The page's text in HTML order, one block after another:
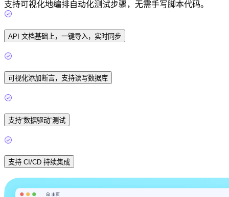
支持可视化地编排自动化测试步骤，无需手写脚本代码。
API 文档基础上，一键导入，实时同步
可视化添加断言，支持读写数据库
支持“数据驱动”测试
支持 CI/CD 持续集成